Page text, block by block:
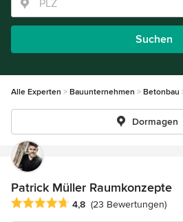
Suchen
Alle Experten Bauunternehmen Betonbau
Dormagen
Patrick Müller Raumkonzepte
Durchschnittliche Bewertung: 4.8
4,8 (23 Bewertungen)